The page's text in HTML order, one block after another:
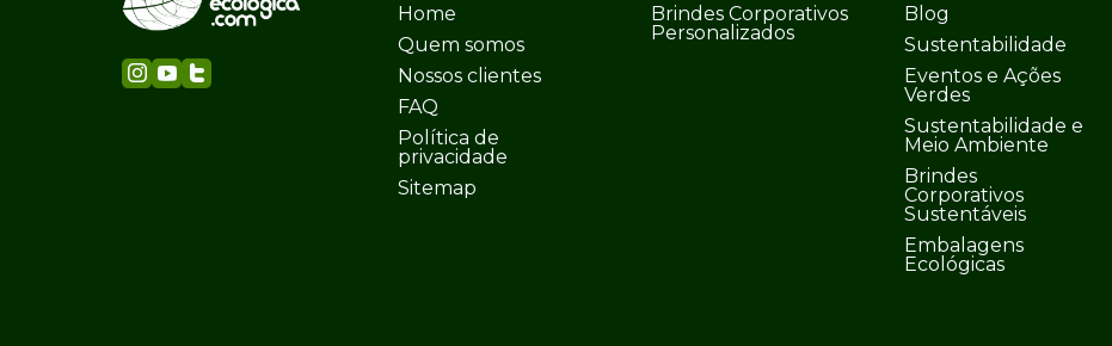
Home
Quem somos
Nossos clientes
FAQ
Política de
privacidade
Sitemap
Brindes Corporativos
Personalizados
Blog
Sustentabilidade
Eventos e Ações
Verdes
Sustentabilidade e
Meio Ambiente
Brindes
Corporativos
Sustentáveis
Embalagens
Ecológicas